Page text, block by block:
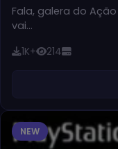
Fala, galera do
vai…
1K+ 214
NEW